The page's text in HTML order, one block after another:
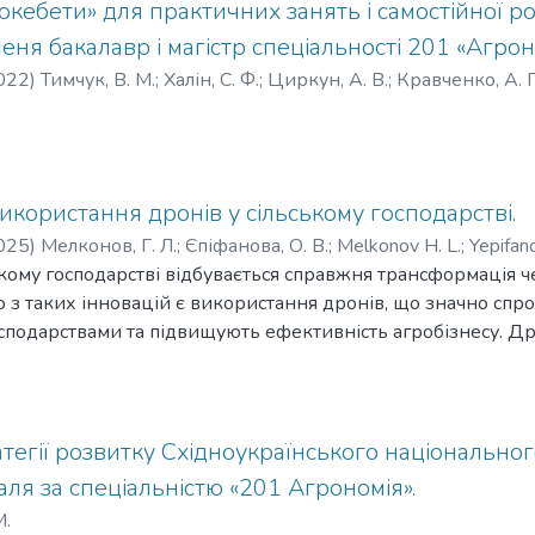
або розраховуються на основі джерел виробництва
Коефіцієнти викидів визначаються для країни і
реальні характеристики палива, зміни
підходи до розподілу викидів у випадку когенерації та
для практичних занять і самостійної
бакалавр і магістр спеціальності 201
)Тимчук, В. М.; Халін, С. Ф.; Циркун, А. В.; Кравченко, А.
дронів у сільському господарстві.
) Мелконов, Г. Л.; Єпіфанова, О. В.; Melkonov H. L.;
господарстві відбувається справжня трансформація
з таких інновацій є використання дронів, що значно
та підвищують ефективність агробізнесу.
незамінними помічниками у сфері аграрного бізнесу.
приймати обґрунтовані рішення. Застосування дронів у
Відбувається це пропорційно до збільшення кількості
виконують моніторинг, роблять аерофотознімки,
добрива та хімікати, контролюють посіви та
розвитку Східноукраїнського
за спеціальністю «201 Агрономія».